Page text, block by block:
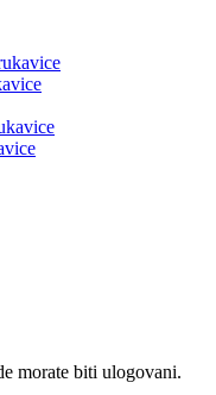
morate biti ulogovani.